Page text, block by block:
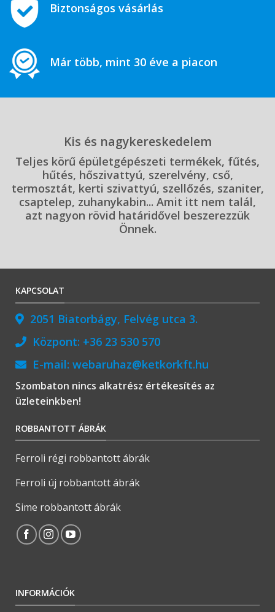
Biztonságos vásárlás
Már több, mint 30 éve a piacon
Kis és nagykereskedelem
Teljes körű épületgépészeti termékek, fűtés,
hűtés, hőszivattyú, szerelvény, cső,
termosztát, kerti szivattyú, szellőzés, szaniter,
csaptelep, zuhanykabin... Amit itt nem talál,
azt nagyon rövid határidővel beszerezzük
Önnek.
KAPCSOLAT
2051 Biatorbágy, Felvég utca 3.
Központ: +36 23 530 570
E-mail: webaruhaz@ketkorkft.hu
Szombaton nincs alkatrész értékesítés az
üzleteinkben!
ROBBANTOTT ÁBRÁK
Ferroli régi robbantott ábrák
Ferroli új robbantott ábrák
Sime robbantott ábrák
INFORMÁCIÓK